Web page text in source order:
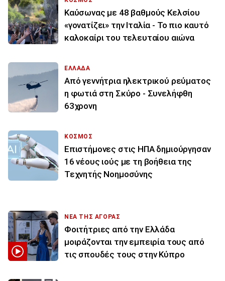
Καύσωνας με 48 βαθμούς Κελσίου
«γονατίζει» την Ιταλία - Το πιο καυτό
καλοκαίρι του τελευταίου αιώνα
ΕΛΛΑΔΑ
Από γεννήτρια ηλεκτρικού ρεύματος
η φωτιά στη Σκύρο - Συνελήφθη
63χρονη
ΚΟΣΜΟΣ
Επιστήμονες στις ΗΠΑ δημιούργησαν
16 νέους ιούς με τη βοήθεια της
Τεχνητής Νοημοσύνης
ΝΕΑ ΤΗΣ ΑΓΟΡΑΣ
Φοιτήτριες από την Ελλάδα
μοιράζονται την εμπειρία τους από
τις σπουδές τους στην Κύπρο